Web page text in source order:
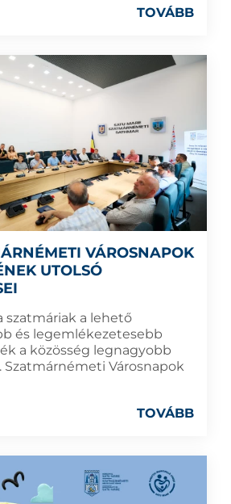
TOVÁBB
VÁROSNAPOK
UTOLSÓ
szatmáriak a lehető
és legemlékezetesebb
a közösség legnagyobb
Szatmárnémeti Városnapok
TOVÁBB